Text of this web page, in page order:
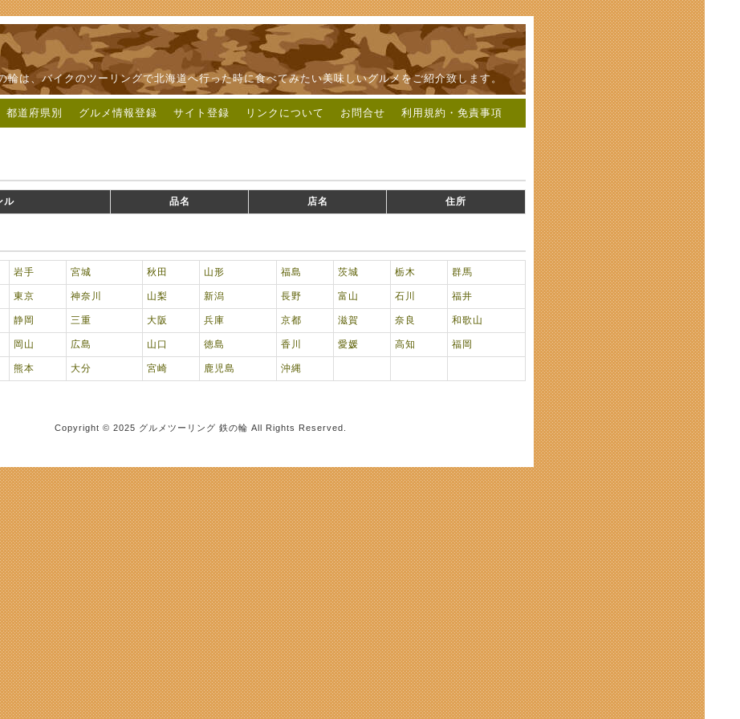
輪は、バイクのツーリングで北海道へ行った時に食べてみたい美味しいグルメをご紹介致します。
都道府県別 グルメ情報登録 サイト登録 リンクについて お問合せ 利用規約・免責事項
ル 品名 店名 住所
岩手 宮城 秋田 山形 福島 茨城 栃木 群馬
東京 神奈川 山梨 新潟 長野 富山 石川 福井
静岡 三重 大阪 兵庫 京都 滋賀 奈良 和歌山
岡山 広島 山口 徳島 香川 愛媛 高知 福岡
熊本 大分 宮崎 鹿児島 沖縄
Copyright © 2025 グルメツーリング 鉄の輪 All Rights Reserved.